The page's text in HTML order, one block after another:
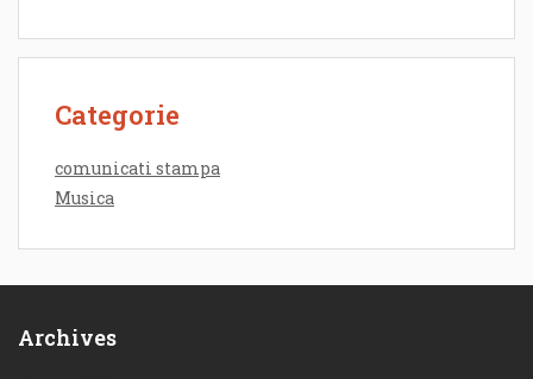
Categorie
comunicati stampa
Musica
Archives